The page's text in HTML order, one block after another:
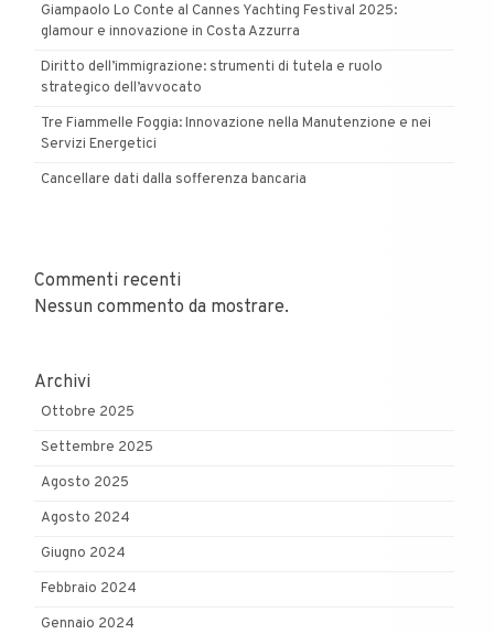
Giampaolo Lo Conte al Cannes Yachting Festival 2025:
glamour e innovazione in Costa Azzurra
Diritto dell’immigrazione: strumenti di tutela e ruolo
strategico dell’avvocato
Tre Fiammelle Foggia: Innovazione nella Manutenzione e nei
Servizi Energetici
Cancellare dati dalla sofferenza bancaria
Commenti recenti
Nessun commento da mostrare.
Archivi
Ottobre 2025
Settembre 2025
Agosto 2025
Agosto 2024
Giugno 2024
Febbraio 2024
Gennaio 2024